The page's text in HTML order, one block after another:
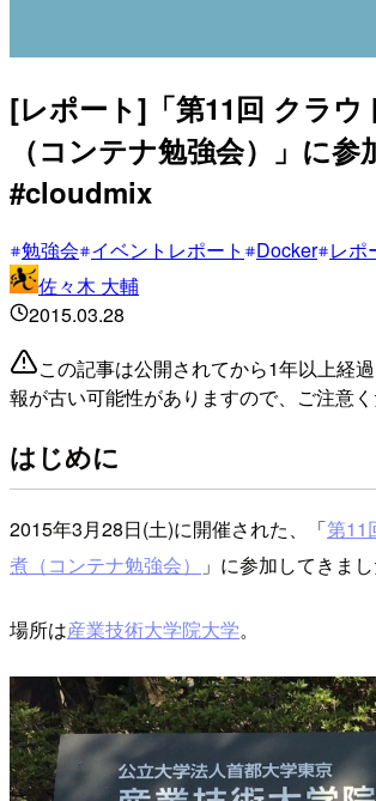
[レポート]「第11回 クラウ
（コンテナ勉強会）」に参
#cloudmix
勉強会 イベントレポート Docker レポ
佐々木 大輔
2015.03.28
この記事は公開されてから1年以上経
報が古い可能性がありますので、ご注意く
はじめに
2015年3月28日(土)に開催された、「第11
煮（コンテナ勉強会）
」に参加してきまし
場所は産業技術大学院大学。